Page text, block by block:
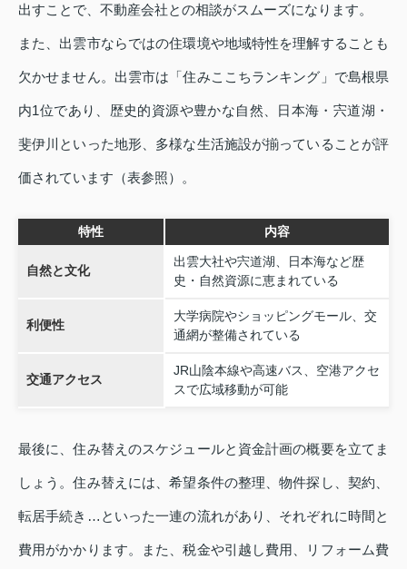
出すことで、不動産会社との相談がスムーズになります。
また、出雲市ならではの住環境や地域特性を理解することも
欠かせません。出雲市は「住みここちランキング」で島根県
内1位であり、歴史的資源や豊かな自然、日本海・宍道湖・
斐伊川といった地形、多様な生活施設が揃っていることが評
価されています（表参照）。
特性 内容
自然と文化
出雲大社や宍道湖、日本海など歴
史・自然資源に恵まれている
利便性
大学病院やショッピングモール、交
通網が整備されている
交通アクセス
JR山陰本線や高速バス、空港アクセ
スで広域移動が可能
最後に、住み替えのスケジュールと資金計画の概要を立てま
しょう。住み替えには、希望条件の整理、物件探し、契約、
転居手続き…といった一連の流れがあり、それぞれに時間と
費用がかかります。また、税金や引越し費用、リフォーム費